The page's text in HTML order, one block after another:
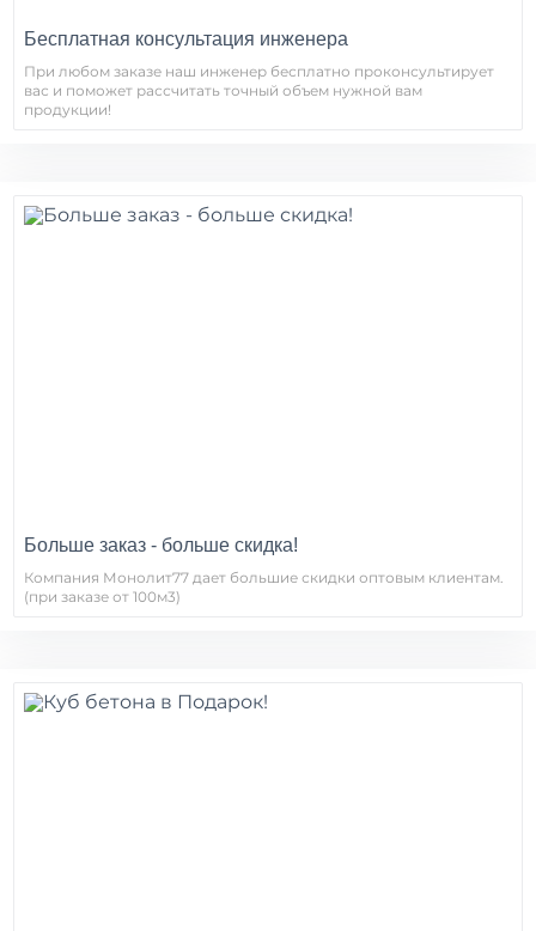
Бесплатная консультация инженера
При любом заказе наш инженер бесплатно проконсультирует
вас и поможет рассчитать точный объем нужной вам
продукции!
Больше заказ - больше скидка!
Компания Монолит77 дает большие скидки оптовым клиентам.
(при заказе от 100м3)